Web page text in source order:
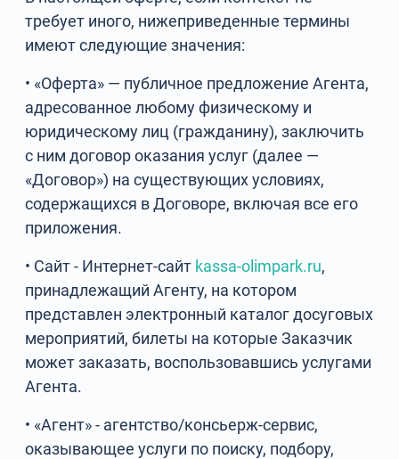
требует иного, нижеприведенные термины
имеют следующие значения:
• «Оферта» — публичное предложение Агента,
адресованное любому физическому и
юридическому лиц (гражданину), заключить
с ним договор оказания услуг (далее —
«Договор») на существующих условиях,
содержащихся в Договоре, включая все его
приложения.
• Сайт - Интернет-сайт kassa-olimpark.ru,
принадлежащий Агенту, на котором
представлен электронный каталог досуговых
мероприятий, билеты на которые Заказчик
может заказать, воспользовавшись услугами
Агента.
• «Агент» - агентство/консьерж-сервис,
оказывающее услуги по поиску, подбору,